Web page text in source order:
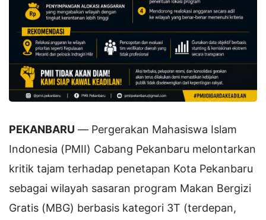
PEKANBARU — Pergerakan Mahasiswa Islam
Indonesia (PMII) Cabang Pekanbaru melontarkan
kritik tajam terhadap penetapan Kota Pekanbaru
sebagai wilayah sasaran program Makan Bergizi
Gratis (MBG) berbasis kategori 3T (terdepan,